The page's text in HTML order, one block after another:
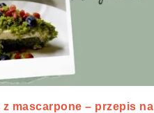
z mascarpone – przepis na